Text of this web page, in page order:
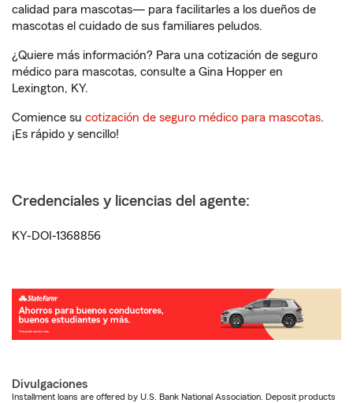
calidad para mascotas— para facilitarles a los dueños de
mascotas el cuidado de sus familiares peludos.
¿Quiere más información? Para una cotización de seguro
médico para mascotas, consulte a Gina Hopper en
Lexington, KY.
Comience su cotización de seguro médico para mascotas.
¡Es rápido y sencillo!
Credenciales y licencias del agente:
KY-DOI-1368856
Divulgaciones
Installment loans are offered by U.S. Bank National Association. Deposit products